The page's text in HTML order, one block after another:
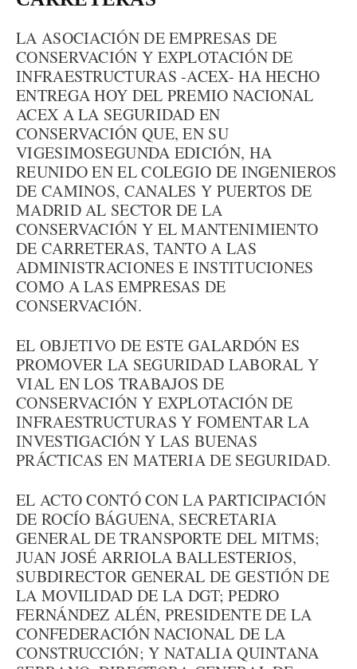
LA ASOCIACIÓN DE EMPRESAS DE
CONSERVACIÓN Y EXPLOTACIÓN DE
INFRAESTRUCTURAS -ACEX- HA HECHO
ENTREGA HOY DEL PREMIO NACIONAL
ACEX A LA SEGURIDAD EN
CONSERVACIÓN QUE, EN SU
VIGESIMOSEGUNDA EDICIÓN, HA
REUNIDO EN EL COLEGIO DE INGENIEROS
DE CAMINOS, CANALES Y PUERTOS DE
MADRID AL SECTOR DE LA
CONSERVACIÓN Y EL MANTENIMIENTO
DE CARRETERAS, TANTO A LAS
ADMINISTRACIONES E INSTITUCIONES
COMO A LAS EMPRESAS DE
CONSERVACIÓN.
EL OBJETIVO DE ESTE GALARDÓN ES
PROMOVER LA SEGURIDAD LABORAL Y
VIAL EN LOS TRABAJOS DE
CONSERVACIÓN Y EXPLOTACIÓN DE
INFRAESTRUCTURAS Y FOMENTAR LA
INVESTIGACIÓN Y LAS BUENAS
PRÁCTICAS EN MATERIA DE SEGURIDAD.
EL ACTO CONTÓ CON LA PARTICIPACIÓN
DE ROCÍO BÁGUENA, SECRETARIA
GENERAL DE TRANSPORTE DEL MITMS;
JUAN JOSÉ ARRIOLA BALLESTERIOS,
SUBDIRECTOR GENERAL DE GESTIÓN DE
LA MOVILIDAD DE LA DGT; PEDRO
FERNÁNDEZ ALÉN, PRESIDENTE DE LA
CONFEDERACIÓN NACIONAL DE LA
CONSTRUCCIÓN; Y NATALIA QUINTANA